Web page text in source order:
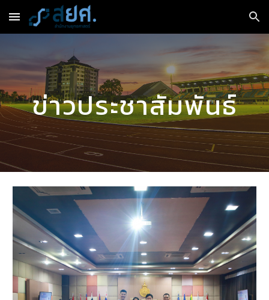
Skip to main content Skip to navigation
ข่าวประชาสัมพันธ์